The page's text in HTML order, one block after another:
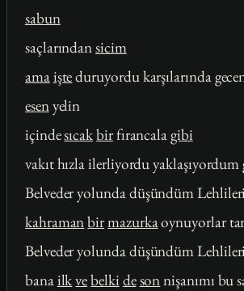
sabun
saçlarındansicim
amaişteduruyordu karşılarında
esenyelin
içindesıcakbirfırancalagibi
vakıt hızla ilerliyordu yaklaşıyordum
Belveder yolunda düşündüm Lehlileri
kahramanbirmazurkaoynuyorlar
Belveder yolunda düşündüm Lehlileri
banailkvebelki desonnişanımı bu